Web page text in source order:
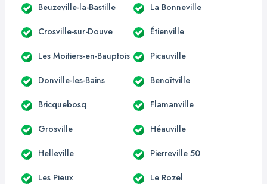
Beuzeville-la-Bastille La Bonneville
Crosville-sur-Douve Étienville
Les Moitiers-en-Bauptois Picauville
Donville-les-Bains Benoîtville
Bricquebosq Flamanville
Grosville Héauville
Helleville Pierreville 50
Les Pieux Le Rozel